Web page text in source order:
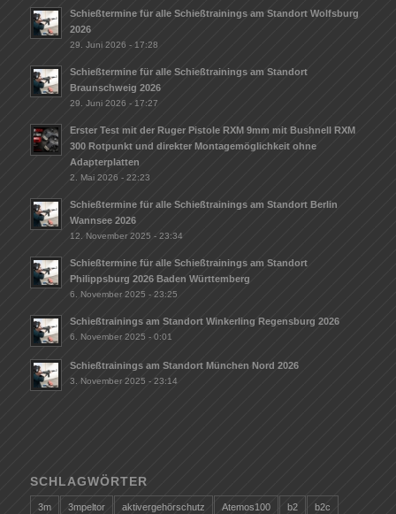
Schießtermine für alle Schießtrainings am Standort Wolfsburg
2026
29. Juni 2026 - 17:28
Schießtermine für alle Schießtrainings am Standort
Braunschweig 2026
29. Juni 2026 - 17:27
Erster Test mit der Ruger Pistole RXM 9mm mit Bushnell RXM
300 Rotpunkt und direkter Montagemöglichkeit ohne
Adapterplatten
2. Mai 2026 - 22:23
Schießtermine für alle Schießtrainings am Standort Berlin
Wannsee 2026
12. November 2025 - 23:34
Schießtermine für alle Schießtrainings am Standort
Philippsburg 2026 Baden Württemberg
6. November 2025 - 23:25
Schießtrainings am Standort Winkerling Regensburg 2026
6. November 2025 - 0:01
Schießtrainings am Standort München Nord 2026
3. November 2025 - 23:14
SCHLAGWÖRTER
3m 3mpeltor aktivergehörschutz Atemos100 b2 b2c